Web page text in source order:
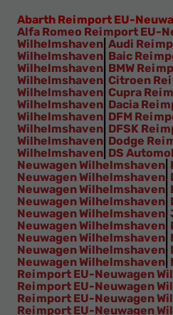
Abarth Reimport EU-
Alfa Romeo Reimport EU-
Wilhelmshaven Audi
Wilhelmshaven Baic
Wilhelmshaven BMW
Wilhelmshaven Citroen
Wilhelmshaven Cupra
Wilhelmshaven Dacia
Wilhelmshaven DFM
Wilhelmshaven DFSK
Wilhelmshaven Dodge
Wilhelmshaven DS
Neuwagen Wilhelmshaven
Neuwagen Wilhelmshaven
Neuwagen Wilhelmshaven
Neuwagen Wilhelmshaven
Neuwagen Wilhelmshaven
Neuwagen Wilhelmshaven
Neuwagen Wilhelmshaven
Neuwagen Wilhelmshaven
Neuwagen Wilhelmshaven
Reimport EU-Neuwagen
Reimport EU-Neuwagen
Reimport EU-Neuwagen
Reimport EU-Neuwagen